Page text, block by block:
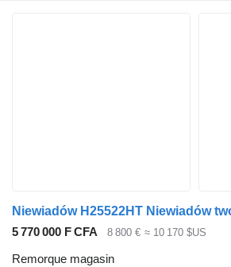
5 770 000 F CFA 8 800 € ≈ 10 170 $US
Remorque magasin